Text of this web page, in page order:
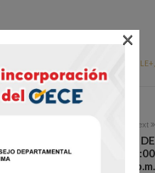
GOOGLE+,
Next
DE MATRIZ DE
/ Jueves 14 de setiembre – 7:00
p.m.
×